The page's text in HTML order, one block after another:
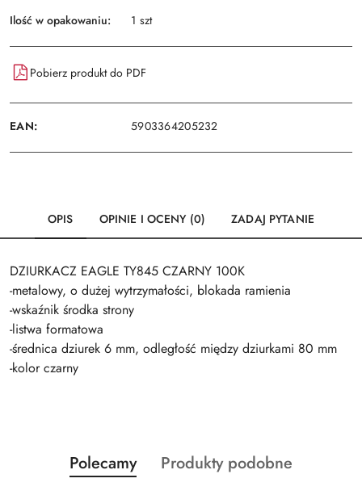
Ilość w opakowaniu: 1 szt
Pobierz produkt do PDF
EAN: 5903364205232
OPIS OPINIE I OCENY (0) ZADAJ PYTANIE
DZIURKACZ EAGLE TY845 CZARNY 100K
-metalowy, o dużej wytrzymałości, blokada ramienia
-wskaźnik środka strony
-listwa formatowa
-średnica dziurek 6 mm, odległość między dziurkami 80 mm
-kolor czarny
Pomiń karuzelę produktów
Produkty
o
Polecamy
Produkty
Produkty podobne